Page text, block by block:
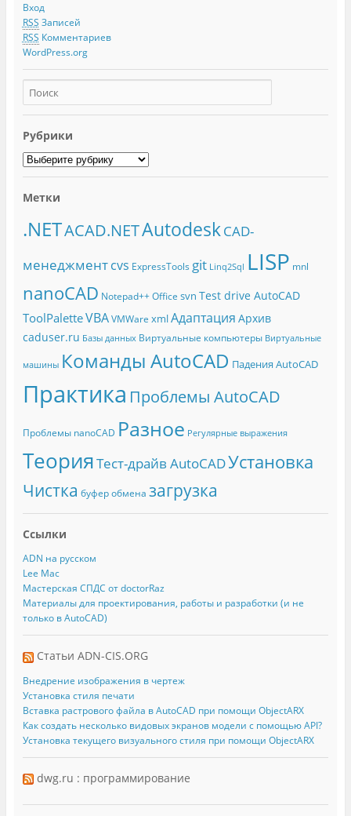
Вход
RSS Записей
RSS Комментариев
WordPress.org
Рубрики
Метки
.NETACAD.NETAutodeskCAD-
менеджмент cvs ExpressTools git Linq2Sql LISP mnl
nanoCAD Notepad++ Office svn Test drive AutoCAD
ToolPaletteVBA VMWare xmlАдаптация Архив
caduser.ru Базы данных Виртуальные компьютеры Виртуальные
машины Команды AutoCAD Падения AutoCAD
Практика Проблемы AutoCAD
Проблемы nanoCAD Разное Регулярные выражения
ТеорияТест-драйв AutoCADУстановка
Чистка буфер обмена загрузка
Ссылки
ADN на русском
Lee Mac
Мастерская СПДС от doctorRaz
Материалы для проектирования, работы и разработки (и не
только в AutoCAD)
Статьи ADN-CIS.ORG
Внедрение изображения в чертеж
Установка стиля печати
Вставка растрового файла в AutoCAD при помощи ObjectARX
Как создать несколько видовых экранов модели с помощью API?
Установка текущего визуального стиля при помощи ObjectARX
dwg.ru : программирование